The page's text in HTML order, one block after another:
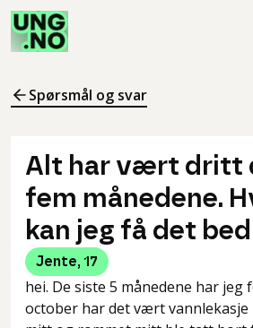
Spørsmål og svar
Alt har vært dritt
fem månedene.
kan jeg få det
Jente, 17
hei. De siste 5 månedene har
october har det vært vannlekasje